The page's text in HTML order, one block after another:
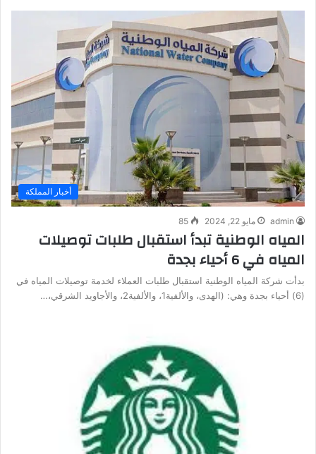
أخبار المملكة
admin مايو 22, 2024 85
المياه الوطنية تبدأ استقبال طلبات توصيلات
المياه في 6 أحياء بجدة
بدأت شركة المياه الوطنية استقبال طلبات العملاء لخدمة توصيلات المياه في
(6) أحياء بجدة وهي: (الهدى، والألفية1، والألفية2، والأجاويد الشرقي،…